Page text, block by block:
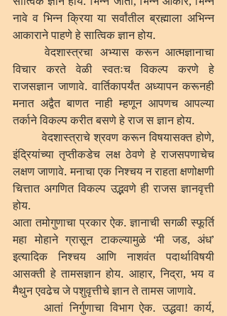
नावे व भिन्न क्रिया या सर्वांतील ब्रह्माला अभिन्न
आकाराने पाहणे हे सात्विक ज्ञान होय.
	वेदशास्त्रचा अभ्यास करून आत्मज्ञानाचा
विचार करते वेळी स्वतःच विकल्प करणे हे
राजसज्ञान जाणावे. वार्तिकापर्यंत अध्यापन करूनही
मनात अद्वैत बाणत नाही म्हणून आपणच आपल्या
तर्काने विकल्प करीत बसणे हे राज स ज्ञान होय.
	वेदशास्त्राचे श्रवण करून विषयासक्त होणे,
इंद्रियांच्या तृप्तीकडेच लक्ष ठेवणे हे राजसपणाचेच
लक्षण जाणावे. मनाचा एक निश्चय न राहता क्षणोक्षणी
चित्तात अगणित विकल्प उद्भवणे ही राजस ज्ञानवृत्ती
होय.
आता तमोगुणाचा प्रकार ऐक. ज्ञानाची सगळी स्फूर्ति
महा मोहाने ग्रासून टाकल्यामुळे ‘मी जड, अंध’
इत्यादिक निश्चय आणि नाशवंत पदार्थाविषयी
आसक्ती हे तामसज्ञान होय. आहार, निद्रा, भय व
मैथुन एवढेच जे पशुवृत्तीचे ज्ञान ते तामस जाणावे.
	आतां निर्गुणाचा विभाग ऐक. उद्धवा! कार्य,